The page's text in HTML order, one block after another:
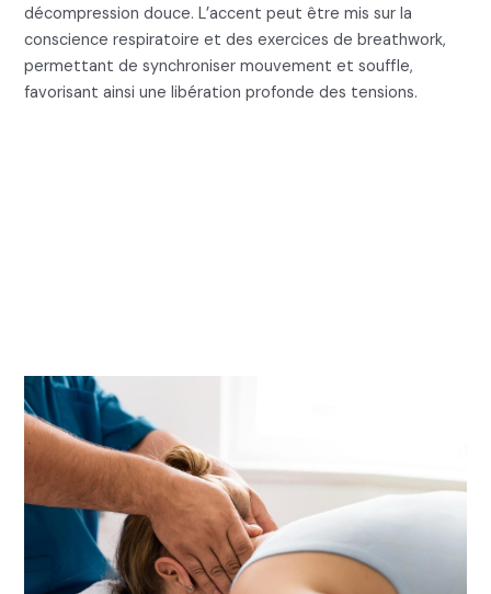
décompression douce. L’accent peut être mis sur la
conscience respiratoire et des exercices de breathwork,
permettant de synchroniser mouvement et souffle,
favorisant ainsi une libération profonde des tensions.